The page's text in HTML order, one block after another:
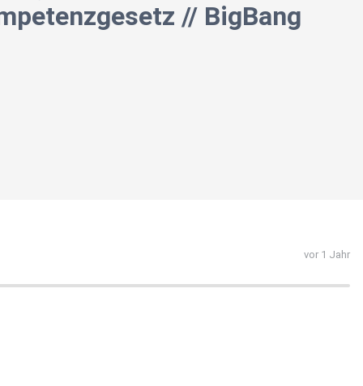
// BigBang
vor 1 Jahr